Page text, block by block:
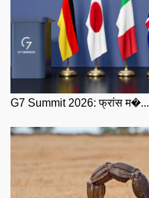
G7 Summit 2026: फ्रांस म�...